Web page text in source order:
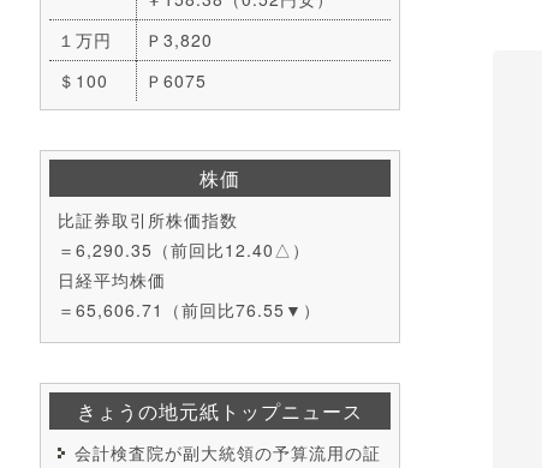
１万円
Ｐ3,820
＄100
Ｐ6075
株価
比証券取引所株価指数
＝6,290.35（前回比12.40△）
日経平均株価
＝65,606.71（前回比76.55▼）
きょうの地元紙トップニュース
会計検査院が副大統領の予算流用の証